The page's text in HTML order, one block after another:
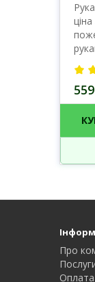
Про
Оплата